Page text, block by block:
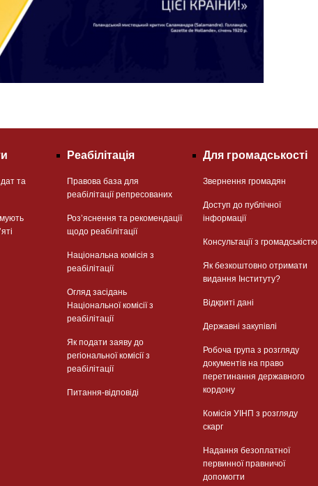
та
Реабілітація
Правова база для
реабілітації репресованих
Розʼяснення та рекомендації
щодо реабілітації
Національна комісія з
реабілітації
Огляд засідань
Національної комісії з
реабілітації
Як подати заяву до
регіональної комісії з
реабілітації
Питання-відповіді
Для громадськості
Звернення громадян
Доступ до публічної
інформації
Консультації з громадськістю
Як безкоштовно отримати
видання Інституту?
Відкриті дані
Державні закупівлі
Робоча група з розгляду
документів на право
перетинання державного
кордону
Комісія УІНП з розгляду
скарг
Надання безоплатної
первинної правничої
допомогти